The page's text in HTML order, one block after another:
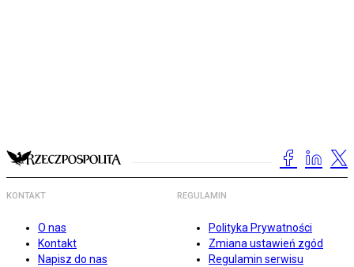
KONTAKT
O nas
Kontakt
Napisz do nas
REGULAMIN
Polityka Prywatności
Zmiana ustawień zgód
Regulamin serwisu